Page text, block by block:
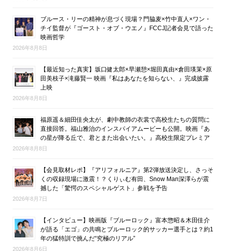
ブルース・リーの精神が息づく現場？門脇麦×竹中直人×ワン・
チイ監督が『ゴースト・オブ・ウエノ』FCCJ記者会見で語った
映画哲学
2026年8月8日
【最近知った真実】坂口健太郎×早瀬憩×堀田真由×倉田瑛茉×原
田美枝子×滝藤賢一 映画『私はあなたを知らない、』完成披露
上映
2026年8月8日
福原遥＆細田佳央太が、劇中教師の衣裳で高校生たちの質問に
直接回答。福山雅治のインスパイアムービーも公開。映画『あ
の星が降る丘で、君とまた出会いたい。』高校生限定プレミア
2026年8月8日
【会見取材レポ】『アリフォルニア』第2弾放送決定し、さっそ
くの収録現場に激震！？くりぃむ有田、Snow Man深澤らが震
撼した「驚愕のスペシャルゲスト」参戦を予告
2026年8月7日
【インタビュー】映画版『ブルーロック』富本惣昭＆木田佳介
が語る「エゴ」の共鳴とブルーロック的サッカー選手とは？約1
年の猛特訓で挑んだ“究極のリアル”
2026年8月6日